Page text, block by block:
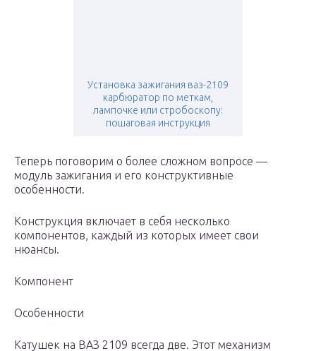
Установка зажигания ваз-2109
карбюратор по меткам,
лампочке или стробоскопу:
пошаговая инструкция
Теперь поговорим о более сложном вопросе —
модуль зажигания и его конструктивные
особенности.
Конструкция включает в себя несколько
компонентов, каждый из которых имеет свои
нюансы.
Компонент
Особенности
Катушек на ВАЗ 2109 всегда две. Этот механизм